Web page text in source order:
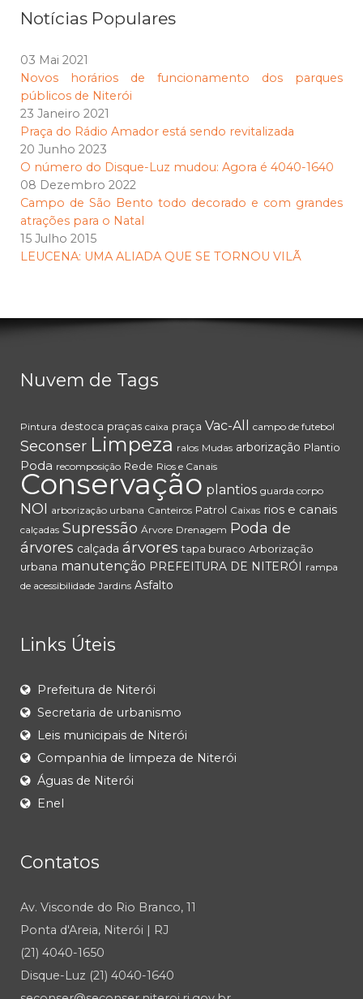
Notícias Populares
03 Mai 2021
Novos horários de funcionamento dos parques
públicos de Niterói
23 Janeiro 2021
Praça do Rádio Amador está sendo revitalizada
20 Junho 2023
O número do Disque-Luz mudou: Agora é 4040-1640
08 Dezembro 2022
Campo de São Bento todo decorado e com grandes
atrações para o Natal
15 Julho 2015
LEUCENA: UMA ALIADA QUE SE TORNOU VILÃ
Nuvem de Tags
Pintura destoca praças caixa praça Vac-All campo de futebol
Seconser Limpeza ralos Mudas arborização Plantio
Poda recomposição Rede Rios e Canais
Conservação plantios guarda corpo
NOI arborização urbana Canteiros Patrol Caixas rios e canais
calçadas Supressão Árvore Drenagem Poda de
árvores calçada árvores tapa buraco Arborização
urbana manutenção PREFEITURA DE NITERÓI
rampa
de acessibilidade Jardins Asfalto
Links Úteis
Prefeitura de Niterói
Secretaria de urbanismo
Leis municipais de Niterói
Companhia de limpeza de Niterói
Águas de Niterói
Enel
Contatos
Av. Visconde do Rio Branco, 11
Ponta d'Areia, Niterói | RJ
(21) 4040-1650
Disque-Luz (21) 4040-1640